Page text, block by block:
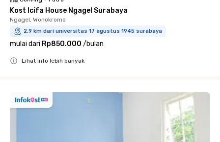
Kost Icifa House Ngagel Surabaya
Ngagel, Wonokromo
2.9 km dari universitas 17 agustus 1945 surabaya
mulai dari Rp850.000 /bulan
Lihat info lebih banyak